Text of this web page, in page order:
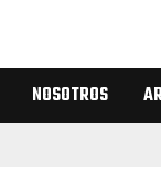
NOSOTROS